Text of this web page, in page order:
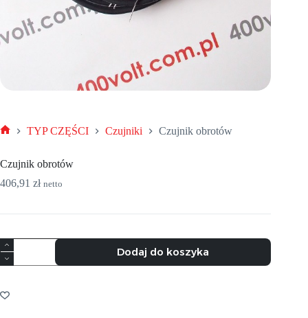
TYP CZĘŚCI Czujniki Czujnik obrotów
Czujnik obrotów
406,91 zł netto
ilość
Czujnik
obrotów
Dodaj do koszyka